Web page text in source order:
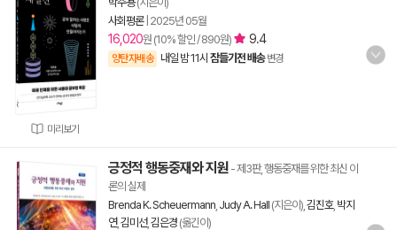
미리보기
사회평론| 2025년 05월
16,020원 (10% 할인 / 890원) 9.4
양탄자배송 내일 밤 11시 잠들기전 배송 변경
긍정적 행동중재와 지원 - 제3판, 행동중재를 위한 최신 이
론의 실제
Brenda K. Scheuermann Judy A. Hall (지은이), 김진호, 박지
연, 김미선, 김은경 (옮긴이)